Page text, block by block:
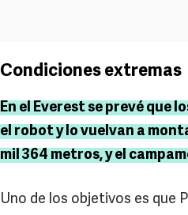
Condiciones extremas
En el Everest se prevé que
el robot y lo vuelvan a
mil 364 metros, y el
Uno de los objetivos es que